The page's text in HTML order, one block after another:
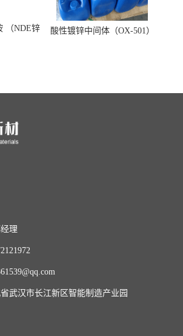
（NDE锌
酸性镀锌中间体（OX-501）
理
武汉市长江新区智能制造产业园